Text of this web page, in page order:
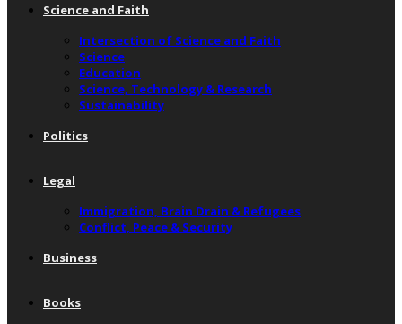
Science and Faith
Intersection of Science and Faith
Science
Education
Science, Technology & Research
Sustainability
Politics
Legal
Immigration, Brain Drain & Refugees
Conflict, Peace & Security
Business
Books